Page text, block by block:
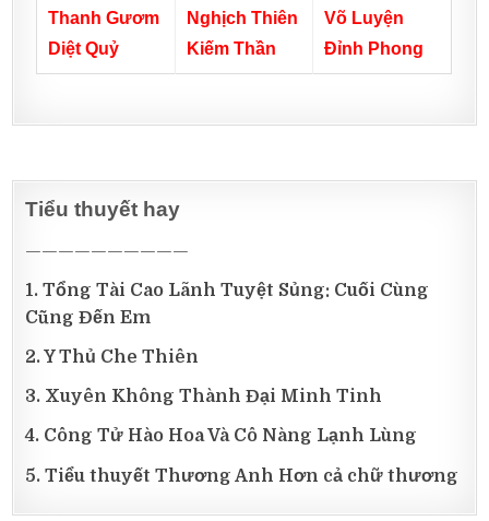
Thanh Gươm
Diệt Quỷ
Nghịch Thiên
Kiếm Thần
Võ Luyện
Đỉnh Phong
Tiểu thuyết hay
——————————
1. Tổng Tài Cao Lãnh Tuyệt Sủng: Cuối Cùng
Cũng Đến Em
2. Y Thủ Che Thiên
3. Xuyên Không Thành Đại Minh Tinh
4. Công Tử Hào Hoa Và Cô Nàng Lạnh Lùng
5. Tiểu thuyết Thương Anh Hơn cả chữ thương